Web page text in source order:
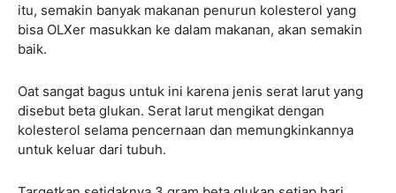
itu, semakin banyak makanan penurun kolesterol yang
bisa OLXer masukkan ke dalam makanan, akan semakin
baik.
Oat sangat bagus untuk ini karena jenis serat larut yang
disebut beta glukan. Serat larut mengikat dengan
kolesterol selama pencernaan dan memungkinkannya
untuk keluar dari tubuh.